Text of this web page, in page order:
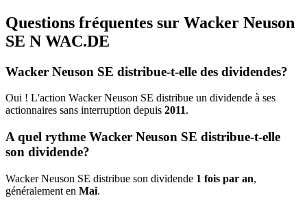
Questions fréquentes sur Wacker Neuson
SE N WAC.DE
Wacker Neuson SE distribue-t-elle des dividendes?
Oui ! L'action Wacker Neuson SE distribue un dividende à ses
actionnaires sans interruption depuis 2011.
A quel rythme Wacker Neuson SE distribue-t-elle
son dividende?
Wacker Neuson SE distribue son dividende 1 fois par an,
généralement en Mai.